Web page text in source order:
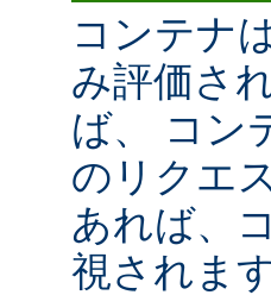
コンテナ
み評価さ
ば、 コン
のリクエ
あれば、
視されます